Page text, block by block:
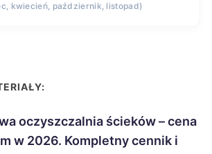
kwiecień, październik, listopad)
oczyszczalnia ścieków – cena
w 2026. Kompletny cennik i